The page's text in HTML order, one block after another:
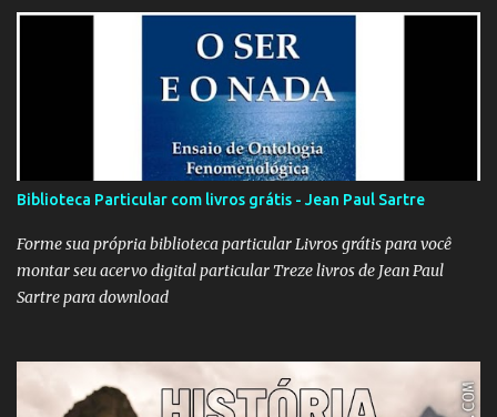
lançado em 1999, o filme mostra como os grandes acontecimentos
são repletos de inúmeras histórias menores (mas não menos
importantes) que passam despercebidas na maioria das vezes.
Sem dúvida alguma, este é um dos filmes mais poéticos da
produção brasileira. A beleza está na combinação das imagens,
nos curtos e certeiros textos e, principalmente, na música. Clique
aqui para conferir o vídeo e a história do Alfaiate Voador, citado
no filme . É possível atrair a atenção dos alunos com um filme
destoante das grandes pr...
Biblioteca Particular com livros grátis - Jean Paul Sartre
Forme sua própria biblioteca particular Livros grátis para você
montar seu acervo digital particular Treze livros de Jean Paul
Sartre para download